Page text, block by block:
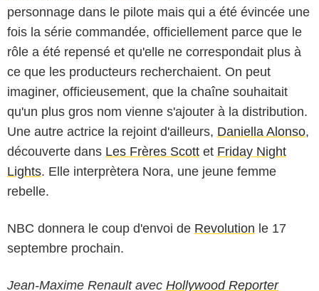
personnage dans le pilote mais qui a été évincée une
fois la série commandée, officiellement parce que le
rôle a été repensé et qu'elle ne correspondait plus à
ce que les producteurs recherchaient. On peut
imaginer, officieusement, que la chaîne souhaitait
qu'un plus gros nom vienne s'ajouter à la distribution.
Une autre actrice la rejoint d'ailleurs, Daniella Alonso,
découverte dans Les Frères Scott et Friday Night
Lights. Elle interprètera Nora, une jeune femme
rebelle.
NBC donnera le coup d'envoi de Revolution le 17
septembre prochain.
Jean-Maxime Renault avec Hollywood Reporter